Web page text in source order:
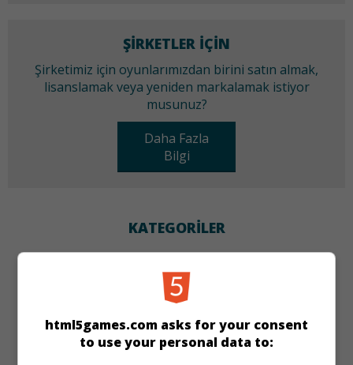
ŞIRKETLER IÇIN
Şirketimiz için oyunlarımızdan birini satın almak,
lisanslamak veya yeniden markalamak istiyor
musunuz?
Daha Fazla
Bilgi
KATEGORILER
DILLER
html5games.com asks for your consent
to use your personal data to: